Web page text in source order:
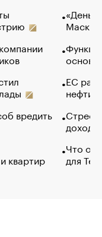
вредить
квартир
Маск в
основ
ЕС
нефти
Что
для